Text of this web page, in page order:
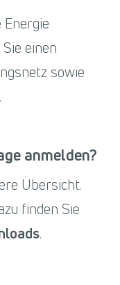
einen
sowie
anmelden?
Übersicht.
finden Sie
.